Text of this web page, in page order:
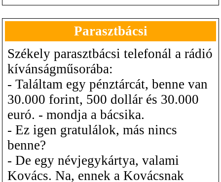
Parasztbácsi
Székely parasztbácsi telefonál a rádió
kívánságműsorába:
- Találtam egy pénztárcát, benne van
30.000 forint, 500 dollár és 30.000
euró. - mondja a bácsika.
- Ez igen gratulálok, más nincs
benne?
- De egy névjegykártya, valami
Kovács. Na, ennek a Kovácsnak